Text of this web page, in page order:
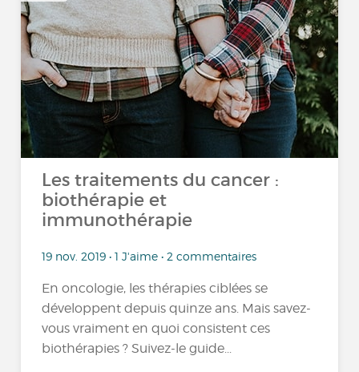
Les traitements du cancer :
biothérapie et
immunothérapie
19 nov. 2019 • 1 J'aime • 2 commentaires
En oncologie, les thérapies ciblées se
développent depuis quinze ans. Mais savez-
vous vraiment en quoi consistent ces
biothérapies ? Suivez-le guide...